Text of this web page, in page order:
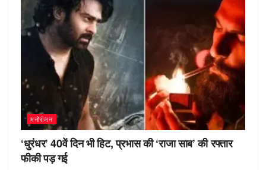
मनोरंजन
‘धुरंधर’ 40वें दिन भी हिट, प्रभास की ‘राजा साब’ की रफ्तार
फीकी पड़ गई